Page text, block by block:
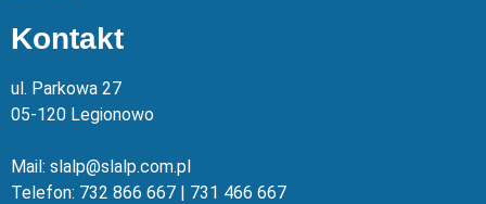
Kontakt
ul. Parkowa 27
05-120 Legionowo
Mail: slalp@slalp.com.pl
Telefon: 732 866 667 | 731 466 667